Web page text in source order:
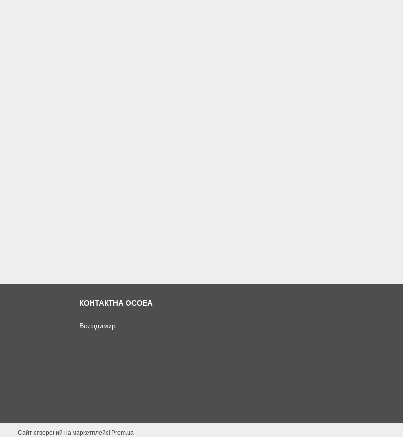
Володимир
Сайт створений на маркетплейсі Prom.ua